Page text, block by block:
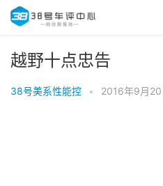
越野十点忠告
38号美系性能控 • 2016年9月